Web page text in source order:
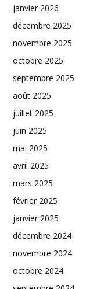
janvier 2026
décembre 2025
novembre 2025
octobre 2025
septembre 2025
août 2025
juillet 2025
juin 2025
mai 2025
avril 2025
mars 2025
février 2025
janvier 2025
décembre 2024
novembre 2024
octobre 2024